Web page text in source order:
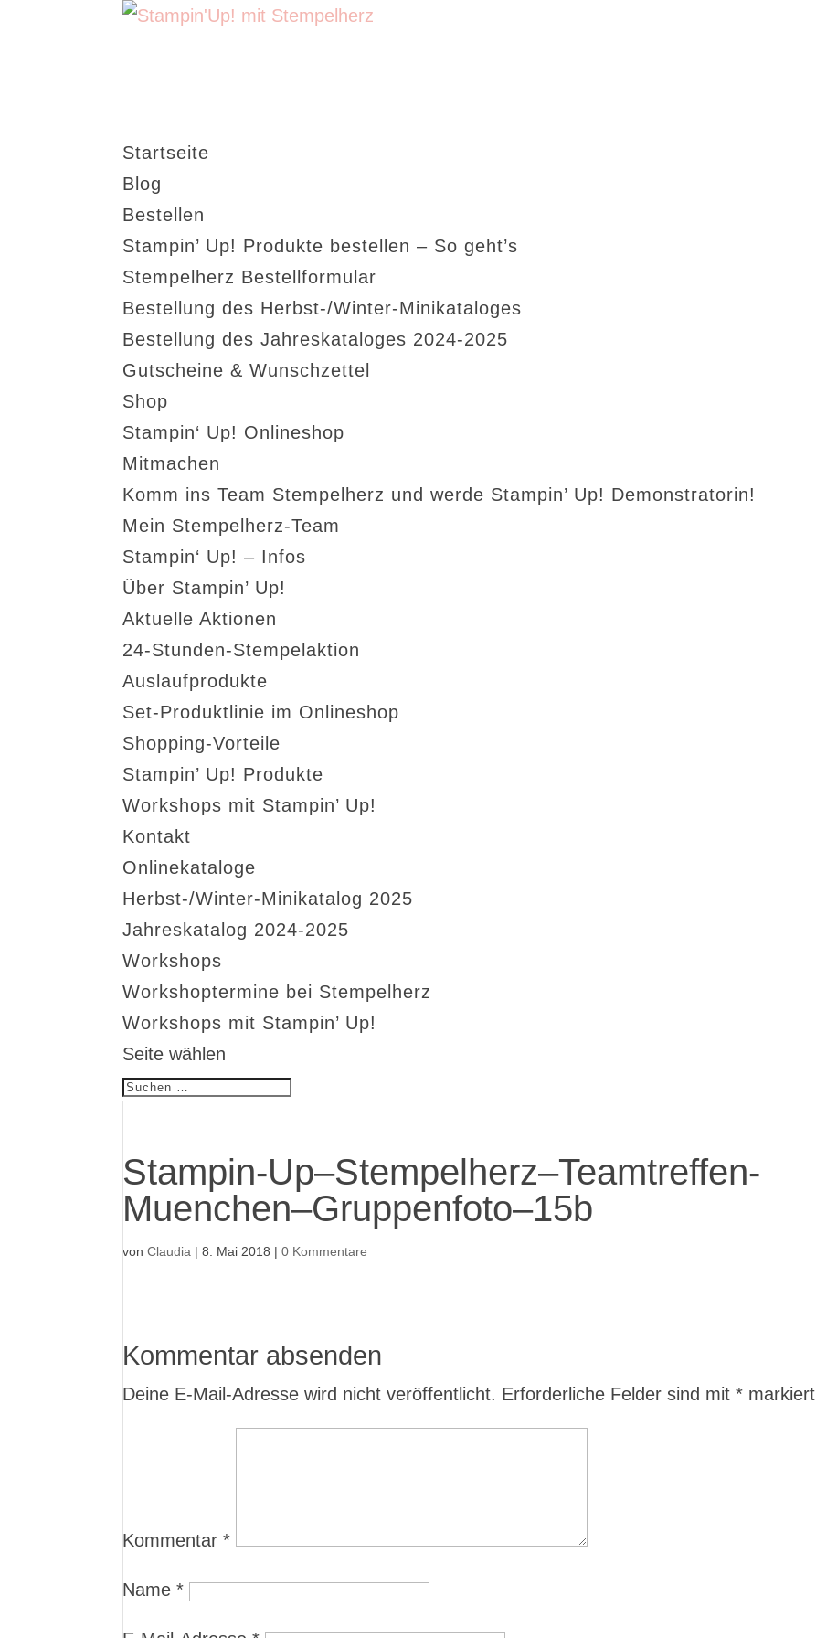
Startseite
Blog
Bestellen
Stampin’ Up! Produkte bestellen – So geht’s
Stempelherz Bestellformular
Bestellung des Herbst-/Winter-Minikataloges
Bestellung des Jahreskataloges 2024-2025
Gutscheine & Wunschzettel
Shop
Stampin‘ Up! Onlineshop
Mitmachen
Komm ins Team Stempelherz und werde Stampin’ Up! Demonstratorin!
Mein Stempelherz-Team
Stampin‘ Up! – Infos
Über Stampin’ Up!
Aktuelle Aktionen
24-Stunden-Stempelaktion
Auslaufprodukte
Set-Produktlinie im Onlineshop
Shopping-Vorteile
Stampin’ Up! Produkte
Workshops mit Stampin’ Up!
Kontakt
Onlinekataloge
Herbst-/Winter-Minikatalog 2025
Jahreskatalog 2024-2025
Workshops
Workshoptermine bei Stempelherz
Workshops mit Stampin’ Up!
Seite wählen
Stampin-Up–Stempelherz–Teamtreffen-
Muenchen–Gruppenfoto–15b
vonClaudia |8. Mai 2018 |0 Kommentare
Kommentar absenden
Deine E-Mail-Adresse wird nicht veröffentlicht. Erforderliche Felder sind mit* markiert
Kommentar*
Name*